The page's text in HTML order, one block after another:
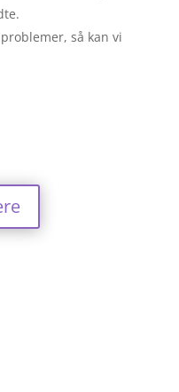
så kan vi